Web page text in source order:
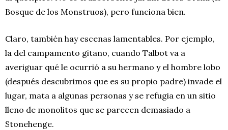
Bosque de los Monstruos), pero funciona bien.
Claro, también hay escenas lamentables. Por ejemplo,
la del campamento gitano, cuando Talbot va a
averiguar qué le ocurrió a su hermano y el hombre lobo
(después descubrimos que es su propio padre) invade el
lugar, mata a algunas personas y se refugia en un sitio
lleno de monolitos que se parecen demasiado a
Stonehenge.